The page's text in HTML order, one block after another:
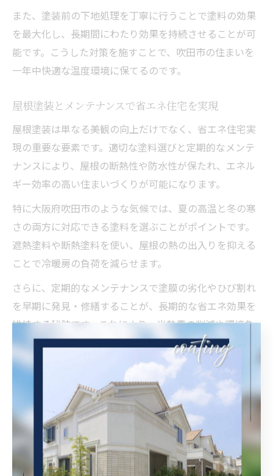
また、塗装前の下地処理を丁寧に行うことで塗料の効果
を最大化し、長期間にわたり効果を持続させることが可
能です。こうした対策を施すことで、吹田市の住まいを
一年中快適な温度環境に保てるのです。
屋根塗装とメンテナンスで省エネ住宅を実現
屋根塗装は単なる美観の向上だけでなく、省エネ住宅実
現の重要な要素です。適切な塗料選びと定期的なメンテ
ナンスにより、屋根の断熱性や防水性が保たれ、エネル
ギー効率の高い住まいづくりが可能になります。
特に大阪府吹田市のような気候では、夏の高温と冬の寒
さの両方に対応できる塗料を選ぶことがポイントです。
遮熱塗料や断熱塗料を使い、屋根の熱の出入りを抑える
ことで冷暖房の負荷を減らせます。
さらに、定期的なメンテナンスで塗膜の劣化やひび割れ
を早期に発見・修繕することが、長期的な省エネ効果を
維持する秘訣です。これにより、光熱費の削減や環境負
荷の軽減にも寄与します。
屋根塗装の見直しが住環境向上につながる理由
屋根塗装の見直しは、住環境の向上に直結します。劣化
した塗膜は防水性や断熱性を低下させ、雨漏りや結露、
室内温度の不安定化を招くため、定期的な塗装の見直し
が必要です。